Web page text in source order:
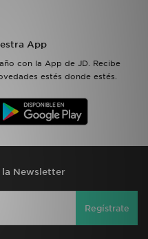
App
con la App de JD. Recibe
estés donde estés.
la Newsletter
Regístrate